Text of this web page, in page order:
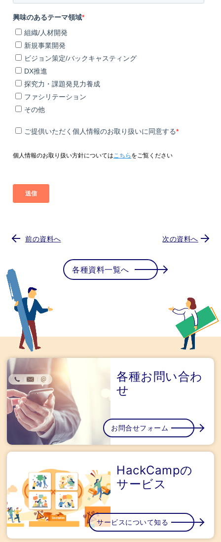
前の資料へ 次の資料へ
各種資料一覧へ
各種お問い合わ
せ
お問合せフォーム
HackCampの
サービス
サービスについて知る